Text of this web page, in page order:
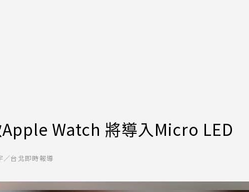
Watch 將導入Micro LED
／台北即時報導